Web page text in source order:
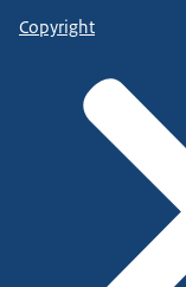
Copyright